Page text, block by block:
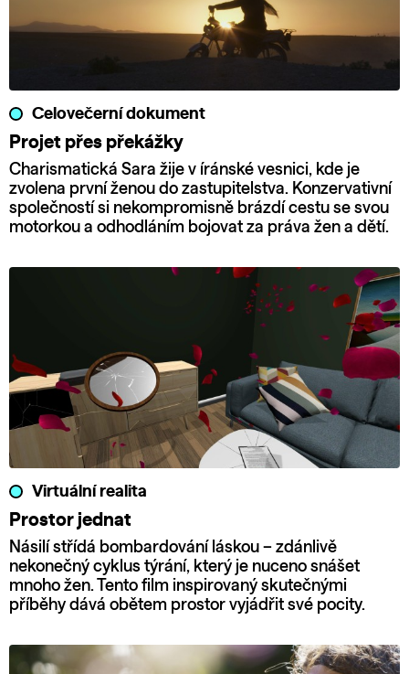
Celovečerní dokument
Projet přes překážky
Charismatická Sara žije v íránské vesnici, kde je
zvolena první ženou do zastupitelstva. Konzervativní
společností si nekompromisně brázdí cestu se svou
motorkou a odhodláním bojovat za práva žen a dětí.
Virtuální realita
Prostor jednat
Násilí střídá bombardování láskou – zdánlivě
nekonečný cyklus týrání, který je nuceno snášet
mnoho žen. Tento film inspirovaný skutečnými
příběhy dává obětem prostor vyjádřit své pocity.